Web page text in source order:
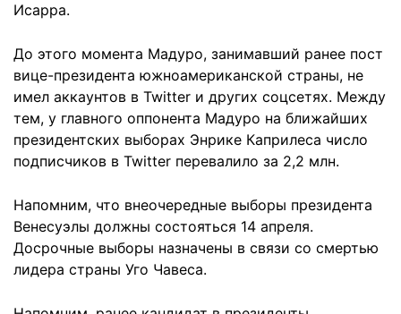
Исарра.
До этого момента Мадуро, занимавший ранее пост
вице-президента южноамериканской страны, не
имел аккаунтов в Twitter и других соцсетях. Между
тем, у главного оппонента Мадуро на ближайших
президентских выборах Энрике Каприлеса число
подписчиков в Twitter перевалило за 2,2 млн.
Напомним, что внеочередные выборы президента
Венесуэлы должны состояться 14 апреля.
Досрочные выборы назначены в связи со смертью
лидера страны Уго Чавеса.